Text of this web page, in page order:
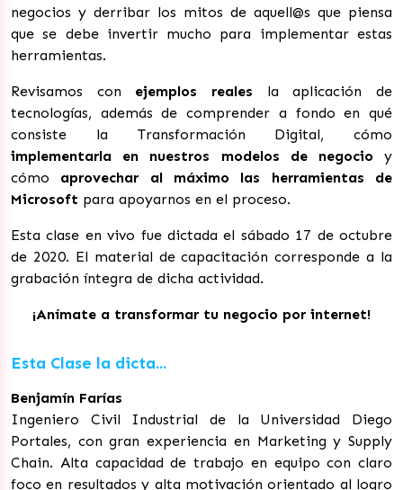
negocios y derribar los mitos de aquell@s que piensa
que se debe invertir mucho para implementar estas
herramientas.
Revisamos con ejemplos reales la aplicación de
tecnologías, además de comprender a fondo en qué
consiste la Transformación Digital, cómo
implementarla en nuestros modelos de negocio y
cómo aprovechar al máximo las herramientas de
Microsoft para apoyarnos en el proceso.
Esta clase en vivo fue dictada el sábado 17 de octubre
de 2020. El material de capacitación corresponde a la
grabación íntegra de dicha actividad.
¡Anímate a transformar tu negocio por internet!
Esta Clase la dicta...
Benjamín Farías
Ingeniero Civil Industrial de la Universidad Diego
Portales, con gran experiencia en Marketing y Supply
Chain. Alta capacidad de trabajo en equipo con claro
foco en resultados y alta motivación orientado al logro